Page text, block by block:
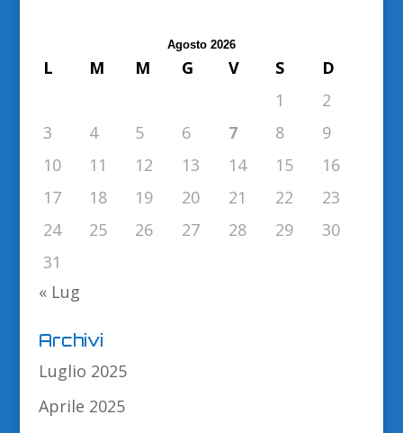
Agosto 2026
L M M G V S
D
1
2
3
4 5 6 7 8
9
10
11 12 13 14 15
16
17
18 19 20 21 22
23
24
25 26 27 28 29
30
31
« Lug
Archivi
Luglio 2025
Aprile 2025